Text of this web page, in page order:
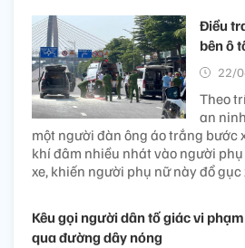
Điều
bên ô
22/
Theo
an
một người đàn ông áo trắng bước
khí đâm nhiều nhát vào người
xe, khiến người phụ nữ này đổ
Kêu gọi người dân tố giác vi
qua đường dây nóng